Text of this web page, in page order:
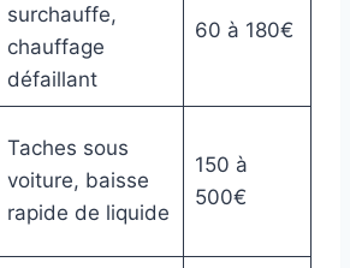
surchauffe,
chauffage
défaillant
60 à 180€
Taches sous
voiture, baisse
rapide de liquide
150 à
500€